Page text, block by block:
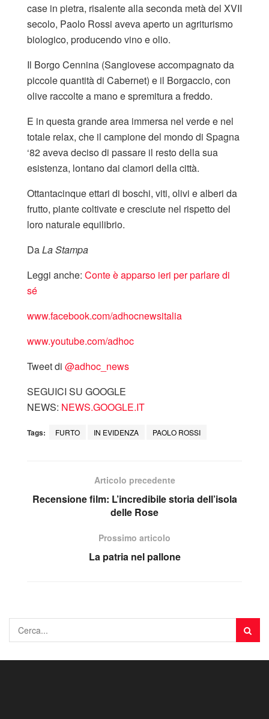
case in pietra, risalente alla seconda metà del XVII
secolo, Paolo Rossi aveva aperto un agriturismo
biologico, producendo vino e olio.
Il Borgo Cennina (Sangiovese accompagnato da
piccole quantità di Cabernet) e il Borgaccio, con
olive raccolte a mano e spremitura a freddo.
E in questa grande area immersa nel verde e nel
totale relax, che il campione del mondo di Spagna
‘82 aveva deciso di passare il resto della sua
esistenza, lontano dai clamori della città.
Ottantacinque ettari di boschi, viti, olivi e alberi da
frutto, piante coltivate e cresciute nel rispetto del
loro naturale equilibrio.
DaLa Stampa
Leggi anche: Conte è apparso ieri per parlare di
sé
www.facebook.com/adhocnewsitalia
www.youtube.com/adhoc
Tweet di ‎@adhoc_news
SEGUICI SU GOOGLE
NEWS: NEWS.GOOGLE.IT
Tags: FURTO IN EVIDENZA PAOLO ROSSI
Articolo precedente
Recensione film: L’incredibile storia dell’isola
delle Rose
Prossimo articolo
La patria nel pallone